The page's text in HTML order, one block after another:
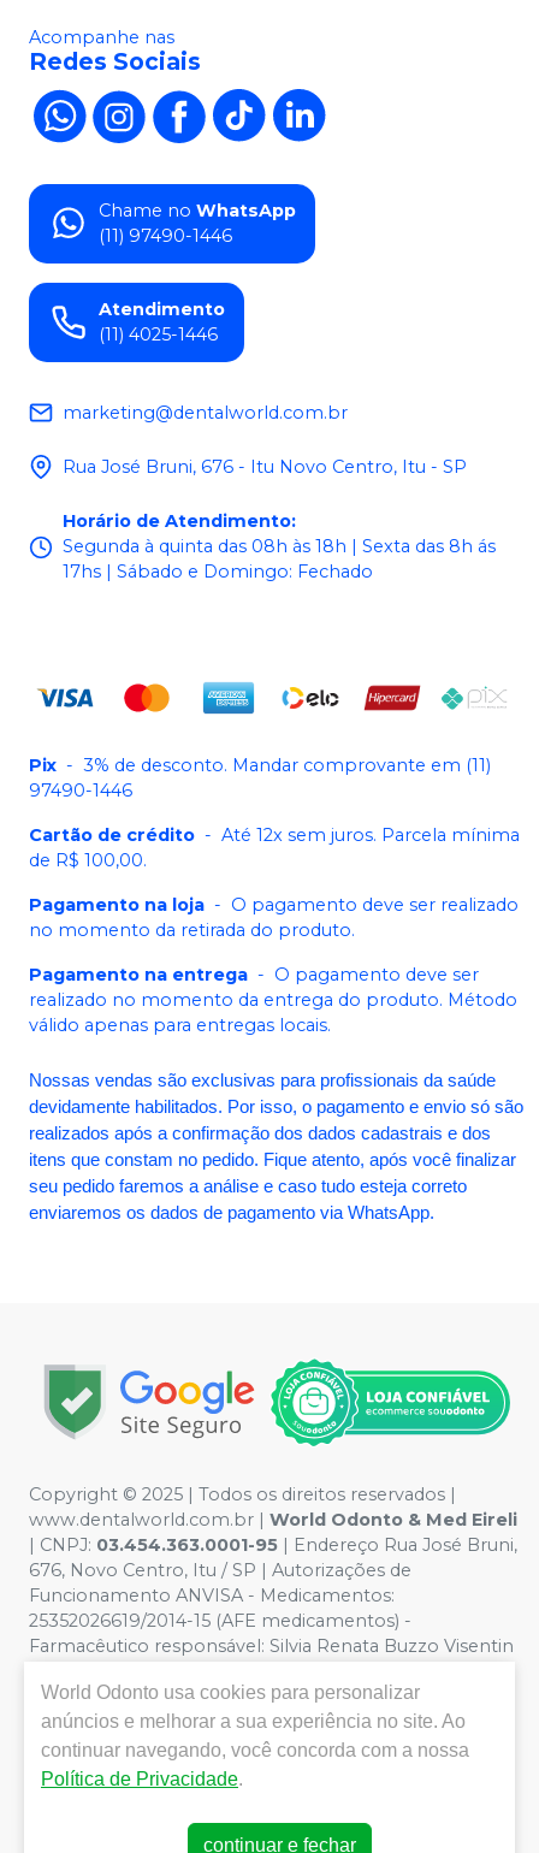
Acompanhe nas
Redes Sociais
Chame no WhatsApp
(11) 97490-1446
Atendimento
(11) 4025-1446
marketing@dentalworld.com.br
Rua José Bruni, 676 - Itu Novo Centro, Itu - SP
Horário de Atendimento:
Segunda à quinta das 08h às 18h | Sexta das 8h ás
17hs | Sábado e Domingo: Fechado
Pix - 3% de desconto. Mandar comprovante em (11)
97490-1446
Cartão de crédito - Até 12x sem juros. Parcela mínima
de R$ 100,00.
Pagamento na loja - O pagamento deve ser realizado
no momento da retirada do produto.
Pagamento na entrega - O pagamento deve ser
realizado no momento da entrega do produto. Método
válido apenas para entregas locais.
Nossas vendas são exclusivas para profissionais da saúde
devidamente habilitados. Por isso, o pagamento e envio só são
realizados após a confirmação dos dados cadastrais e dos
itens que constam no pedido. Fique atento, após você finalizar
seu pedido faremos a análise e caso tudo esteja correto
enviaremos os dados de pagamento via WhatsApp.
Copyright © 2025 | Todos os direitos reservados |
www.dentalworld.com.br | World Odonto & Med Eireli
| CNPJ: 03.454.363.0001-95 | Endereço Rua José Bruni,
676, Novo Centro, Itu / SP | Autorizações de
Funcionamento ANVISA - Medicamentos:
25352026619/2014-15 (AFE medicamentos) -
Farmacêutico responsável: Silvia Renata Buzzo Visentin
Segurança - Fotos meramente ilustrativas - Os preços e
condições da loja virtual estão sujeitos a alterações. Em
caso de divergência de preços no site, o valor válido é o
do Carrinho de Compra. Não vendemos por atacado,
compras de grandes volumes pelo site.
World Odonto usa cookies para personalizar
anúncios e melhorar a sua experiência no site. Ao
continuar navegando, você concorda com a nossa
Política de Privacidade.
continuar e fechar